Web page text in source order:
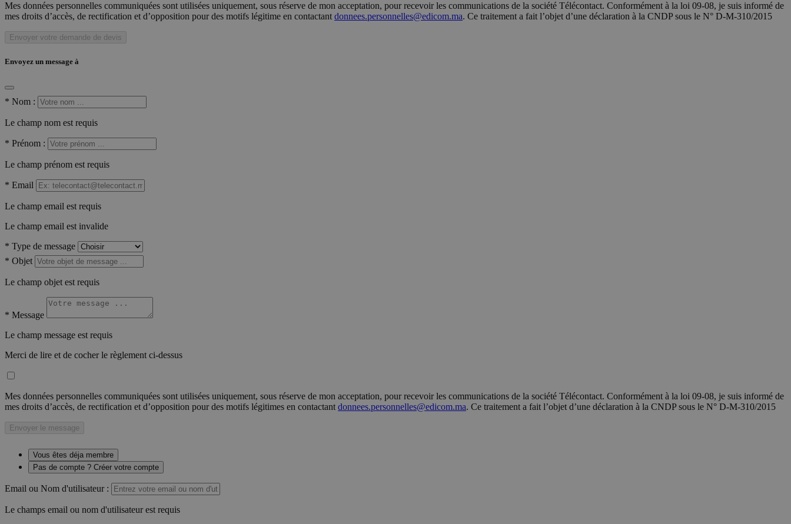
Mes données personnelles communiquées sont utilisées uniquement, sous réserve de mon acceptation, pour recevoir les communications de la société Télécontact. Conformément à la loi 09-08, je suis informé de
mes droits d’accès, de rectification et d’opposition pour des motifs légitime en contactant donnees.personnelles@edicom.ma. Ce traitement a fait l’objet d’une déclaration à la CNDP sous le N° D-M-310/2015
Envoyer votre demande de devis
Envoyez un message à
* Nom :
Le champ nom est requis
* Prénom :
Le champ prénom est requis
* Email
Le champ email est requis
Le champ email est invalide
* Type de message
* Objet
Le champ objet est requis
* Message
Le champ message est requis
Merci de lire et de cocher le règlement ci-dessus
Mes données personnelles communiquées sont utilisées uniquement, sous réserve de mon acceptation, pour recevoir les communications de la société Télécontact. Conformément à la loi 09-08, je suis informé de
mes droits d’accès, de rectification et d’opposition pour des motifs légitimes en contactant donnees.personnelles@edicom.ma. Ce traitement a fait l’objet d’une déclaration à la CNDP sous le N° D-M-310/2015
Envoyer le message
Vous êtes déja membre
Pas de compte ? Créer votre compte
Email ou Nom d'utilisateur :
Le champs email ou nom d'utilisateur est requis